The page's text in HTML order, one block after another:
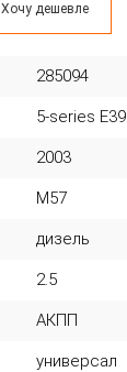
Хочу дешевле
285094
5-series E39
2003
M57
дизель
2.5
АКПП
универсал